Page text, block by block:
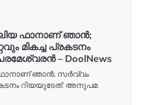
ഫാനാണ് ഞാൻ;
മികച്ച പ്രകടനം
– DoolNews
ഞാൻ; സർവ്വം
റിയയുടേത്: അനുപമ